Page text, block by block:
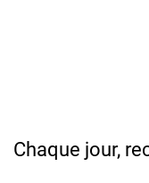
Chaque jour,